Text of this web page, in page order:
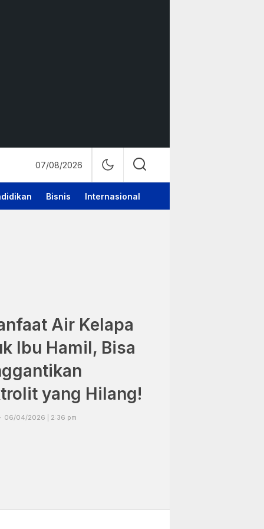
07/08/2026
Bisnis Internasional
Air Kelapa
Ibu Hamil, Bisa
yang Hilang!
06/04/2026 | 2:36 pm